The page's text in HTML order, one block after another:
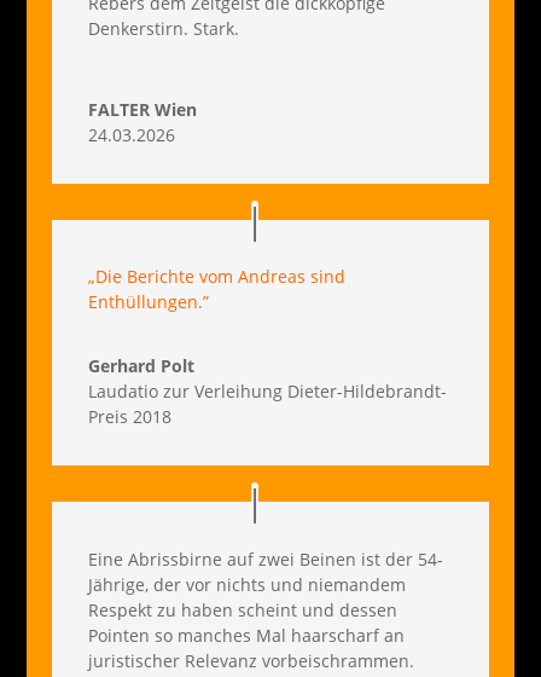
Denkerstirn. Stark.
FALTER Wien
24.03.2026
„Die Berichte vom Andreas sind
Enthüllungen.”
Gerhard Polt
Laudatio zur Verleihung Dieter-Hildebrandt-
Preis 2018
Eine Abrissbirne auf zwei Beinen ist der 54-
Jährige, der vor nichts und niemandem
Respekt zu haben scheint und dessen
Pointen so manches Mal haarscharf an
juristischer Relevanz vorbeischrammen.